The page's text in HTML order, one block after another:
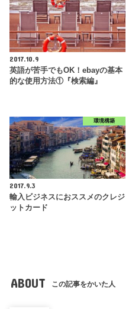
2017.10.9
英語が苦手でもOK！ebayの基本
的な使用方法①『検索編』
環境構築
2017.9.3
輸入ビジネスにおススメのクレジ
ットカード
ABOUT この記事をかいた人